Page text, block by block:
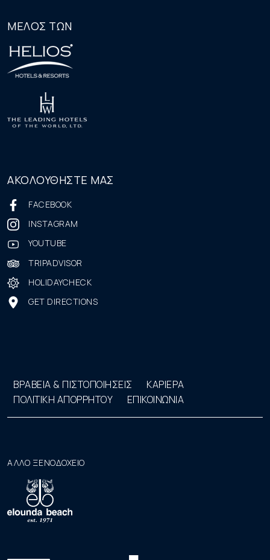
ΜΕΛΟΣ ΤΩΝ
ΑΚΟΛΟΥΘΗΣΤΕ ΜΑΣ
FACEBOOK
INSTAGRAM
YOUTUBE
TRIPADVISOR
HOLIDAYCHECK
GET DIRECTIONS
ΒΡΑΒΕΙΑ & ΠΙΣΤΟΠΟΙΗΣΕΙΣ
ΚΑΡΙΕΡΑ
ΠΟΛΙΤΙΚΗ ΑΠΟΡΡΗΤΟΥ
ΕΠΙΚΟΙΝΩΝΙΑ
ΑΛΛΟ ΞΕΝΟΔΟΧΕΙΟ